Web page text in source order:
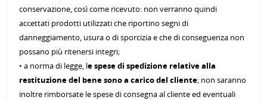
conservazione, così come ricevuto: non verranno quindi
accettati prodotti utilizzati che riportino segni di
danneggiamento, usura o di sporcizia e che di conseguenza non
possano più ritenersi integri;
• a norma di legge, le spese di spedizione relative alla
restituzione del bene sono a carico del cliente; non saranno
inoltre rimborsate le spese di consegna al cliente ed eventuali